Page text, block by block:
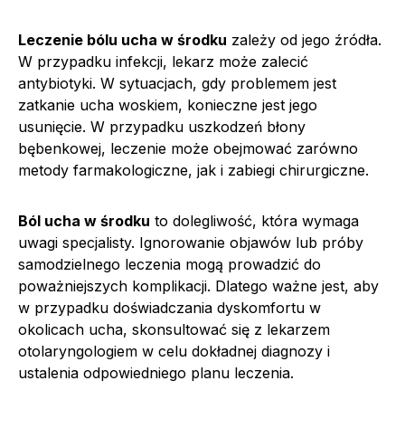
Leczenie bólu ucha w środku zależy od jego źródła.
W przypadku infekcji, lekarz może zalecić
antybiotyki. W sytuacjach, gdy problemem jest
zatkanie ucha woskiem, konieczne jest jego
usunięcie. W przypadku uszkodzeń błony
bębenkowej, leczenie może obejmować zarówno
metody farmakologiczne, jak i zabiegi chirurgiczne.
Ból ucha w środku to dolegliwość, która wymaga
uwagi specjalisty. Ignorowanie objawów lub próby
samodzielnego leczenia mogą prowadzić do
poważniejszych komplikacji. Dlatego ważne jest, aby
w przypadku doświadczania dyskomfortu w
okolicach ucha, skonsultować się z lekarzem
otolaryngologiem w celu dokładnej diagnozy i
ustalenia odpowiedniego planu leczenia.